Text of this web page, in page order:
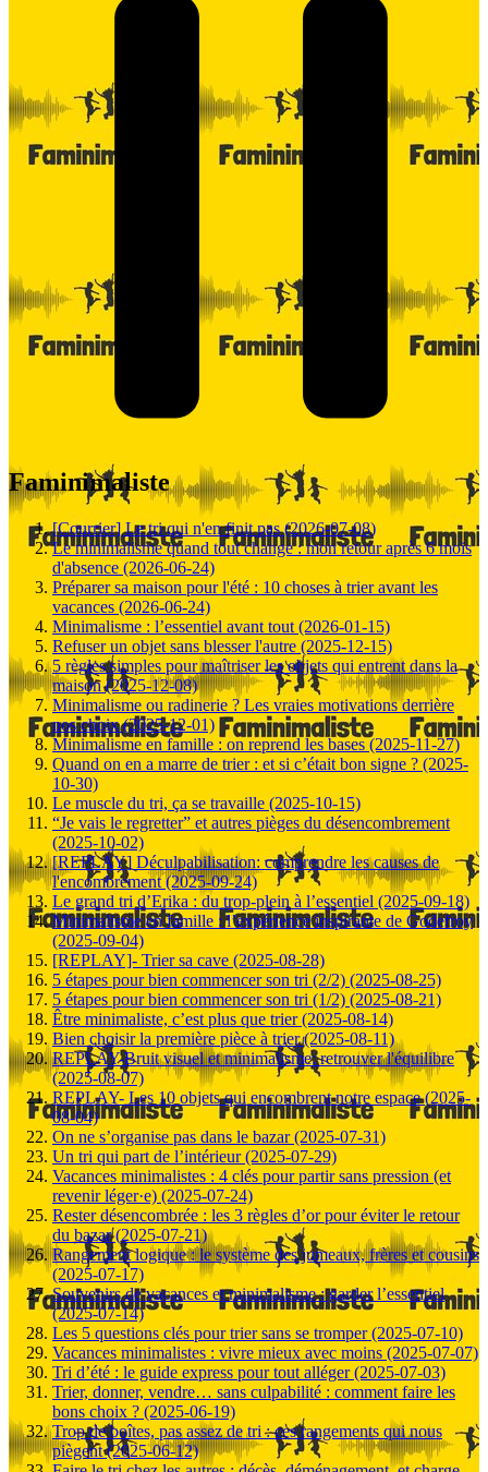
Faminimaliste
[Courrier] Le tri qui n'en finit pas (2026-07-08)
Le minimalisme quand tout change : mon retour après 6 mois
d'absence (2026-06-24)
Préparer sa maison pour l'été : 10 choses à trier avant les
vacances (2026-06-24)
Minimalisme : l’essentiel avant tout (2026-01-15)
Refuser un objet sans blesser l'autre (2025-12-15)
5 règles simples pour maîtriser les objets qui entrent dans la
maison (2025-12-08)
Minimalisme ou radinerie ? Les vraies motivations derrière
nos choix (2025-12-01)
Minimalisme en famille : on reprend les bases (2025-11-27)
Quand on en a marre de trier : et si c’était bon signe ? (2025-
10-30)
Le muscle du tri, ça se travaille (2025-10-15)
“Je vais le regretter” et autres pièges du désencombrement
(2025-10-02)
[REPLAY] Déculpabilisation: comprendre les causes de
l'encombrement (2025-09-24)
Le grand tri d’Erika : du trop-plein à l’essentiel (2025-09-18)
Minimalisme en famille : l’expérience inspirante de Godefroy
(2025-09-04)
[REPLAY]- Trier sa cave (2025-08-28)
5 étapes pour bien commencer son tri (2/2) (2025-08-25)
5 étapes pour bien commencer son tri (1/2) (2025-08-21)
Être minimaliste, c’est plus que trier (2025-08-14)
Bien choisir la première pièce à trier (2025-08-11)
REPLAY-Bruit visuel et minimalisme: retrouver l'équilibre
(2025-08-07)
REPLAY- Les 10 objets qui encombrent notre espace (2025-
08-04)
On ne s’organise pas dans le bazar (2025-07-31)
Un tri qui part de l’intérieur (2025-07-29)
Vacances minimalistes : 4 clés pour partir sans pression (et
revenir léger·e) (2025-07-24)
Rester désencombrée : les 3 règles d’or pour éviter le retour
du bazar (2025-07-21)
Rangement logique : le système des jumeaux, frères et cousins
(2025-07-17)
Souvenirs de vacances et minimalisme : garder l’essentiel
(2025-07-14)
Les 5 questions clés pour trier sans se tromper (2025-07-10)
Vacances minimalistes : vivre mieux avec moins (2025-07-07)
Tri d’été : le guide express pour tout alléger (2025-07-03)
Trier, donner, vendre… sans culpabilité : comment faire les
bons choix ? (2025-06-19)
Trop de boîtes, pas assez de tri : ces rangements qui nous
piègent (2025-06-12)